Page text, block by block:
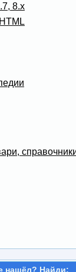
8.x
нашёл? Найди: